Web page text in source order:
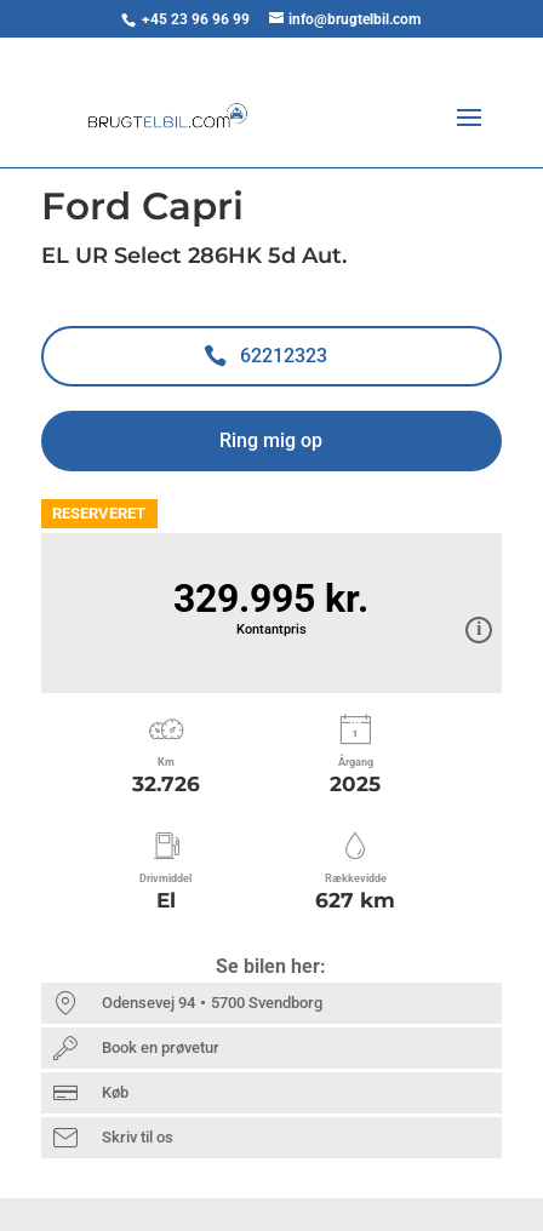
+45 23 96 96 99 info@brugtelbil.com
Tilbage til søgeresultat
Ford Capri
EL UR Select 286HK 5d Aut.
62212323
Ring mig op
RESERVERET
329.995 kr.
Kontantpris
Km
32.726
Årgang
2025
Drivmiddel
El
Rækkevidde
627 km
Se bilen her:
Odensevej 94 5700 Svendborg
Book en prøvetur
Køb
Skriv til os